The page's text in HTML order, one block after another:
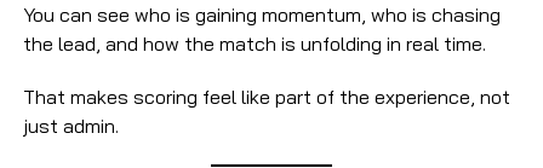
You can see who is gaining momentum, who is chasing
the lead, and how the match is unfolding in real time.
That makes scoring feel like part of the experience, not
just admin.